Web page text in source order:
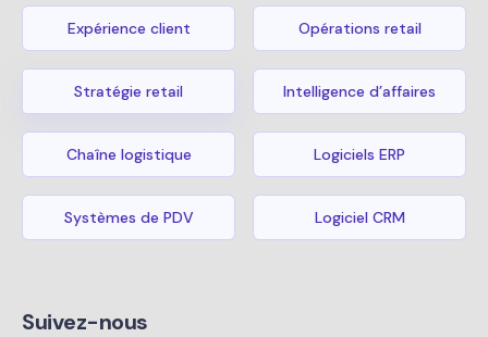
Expérience client Opérations retail
Stratégie retail Intelligence d’affaires
Chaîne logistique Logiciels ERP
Systèmes de PDV Logiciel CRM
Suivez-nous